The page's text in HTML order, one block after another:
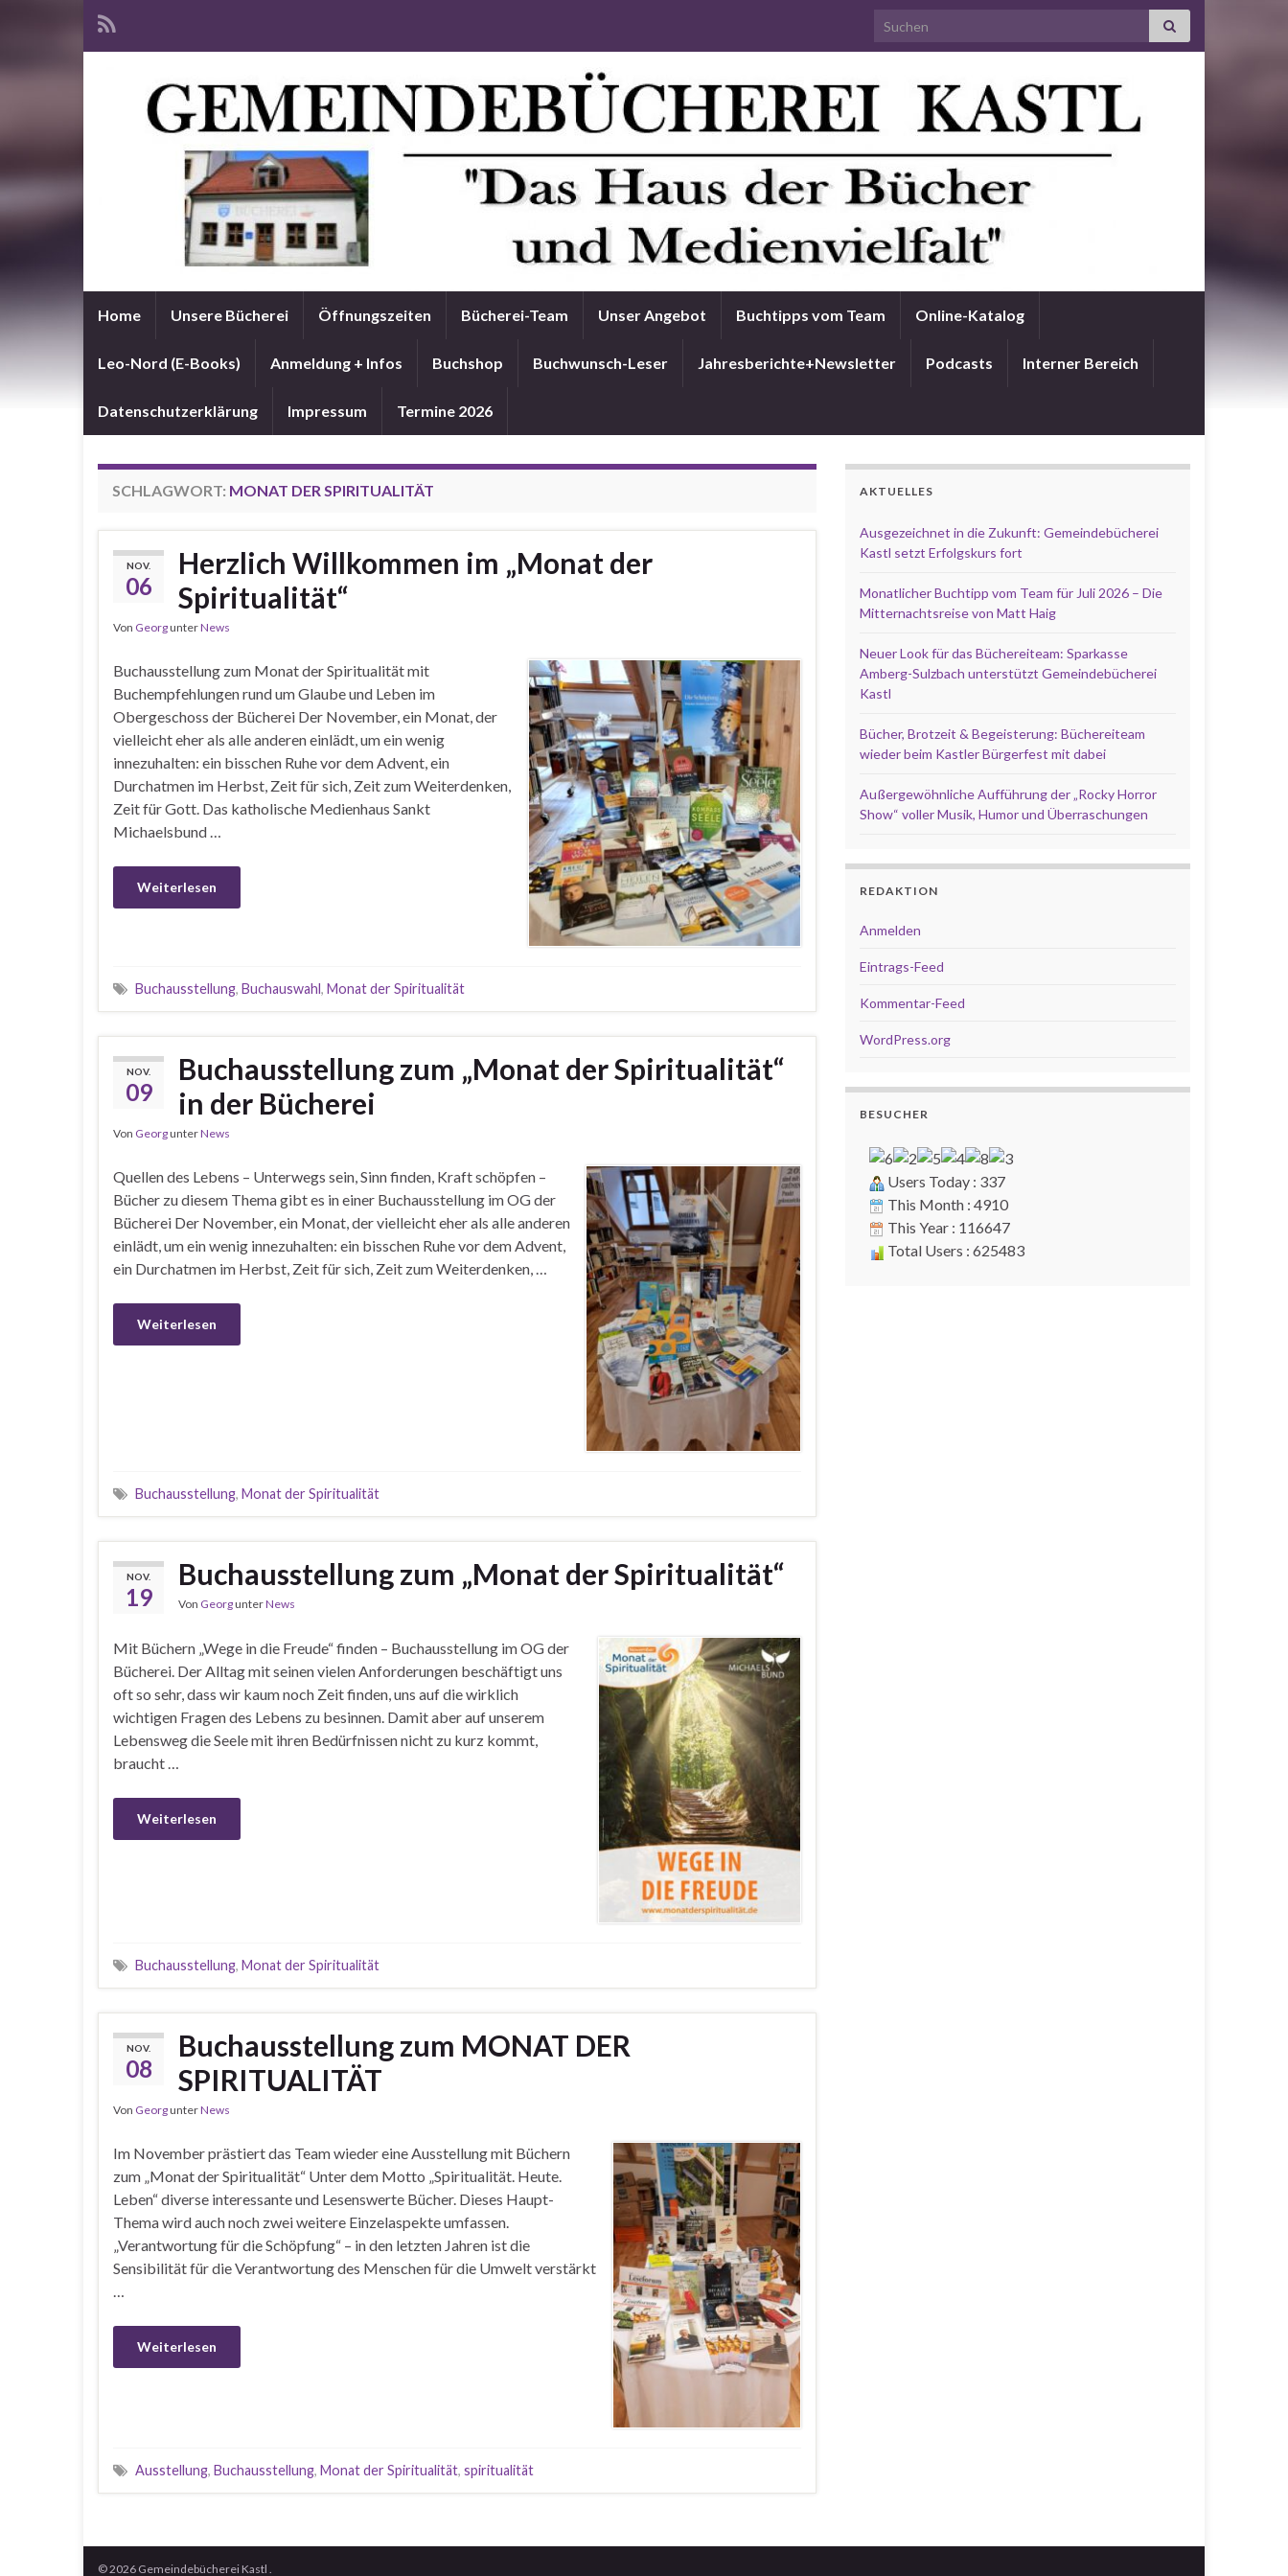
Search for:
Home Unsere Bücherei Öffnungszeiten Bücherei-Team Unser Angebot Buchtipps vom Team Online-Katalog
Leo-Nord (E-Books) Anmeldung + Infos Buchshop Buchwunsch-Leser Jahresberichte+Newsletter Podcasts Interner Bereich
Datenschutzerklärung Impressum Termine 2026
SCHLAGWORT: MONAT DER SPIRITUALITÄT
NOV.
06
Herzlich Willkommen im „Monat der
Spiritualität“
Von GeorgunterNews
Buchausstellung zum Monat der Spiritualität mit
Buchempfehlungen rund um Glaube und Leben im
Obergeschoss der Bücherei Der November, ein Monat, der
vielleicht eher als alle anderen einlädt, um ein wenig
innezuhalten: ein bisschen Ruhe vor dem Advent, ein
Durchatmen im Herbst, Zeit für sich, Zeit zum Weiterdenken,
Zeit für Gott. Das katholische Medienhaus Sankt
Michaelsbund …
Weiterlesen
Buchausstellung, Buchauswahl, Monat der Spiritualität
NOV.
09
Buchausstellung zum „Monat der Spiritualität“
in der Bücherei
Von GeorgunterNews
Quellen des Lebens – Unterwegs sein, Sinn finden, Kraft schöpfen –
Bücher zu diesem Thema gibt es in einer Buchausstellung im OG der
Bücherei Der November, ein Monat, der vielleicht eher als alle anderen
einlädt, um ein wenig innezuhalten: ein bisschen Ruhe vor dem Advent,
ein Durchatmen im Herbst, Zeit für sich, Zeit zum Weiterdenken, …
Weiterlesen
Buchausstellung, Monat der Spiritualität
NOV.
19
Buchausstellung zum „Monat der Spiritualität“
Von GeorgunterNews
Mit Büchern „Wege in die Freude“ finden – Buchausstellung im OG der
Bücherei. Der Alltag mit seinen vielen Anforderungen beschäftigt uns
oft so sehr, dass wir kaum noch Zeit finden, uns auf die wirklich
wichtigen Fragen des Lebens zu besinnen. Damit aber auf unserem
Lebensweg die Seele mit ihren Bedürfnissen nicht zu kurz kommt,
braucht …
Weiterlesen
Buchausstellung, Monat der Spiritualität
NOV.
08
Buchausstellung zum MONAT DER
SPIRITUALITÄT
Von GeorgunterNews
Im November prästiert das Team wieder eine Ausstellung mit Büchern
zum „Monat der Spiritualität“ Unter dem Motto „Spiritualität. Heute.
Leben“ diverse interessante und Lesenswerte Bücher. Dieses Haupt-
Thema wird auch noch zwei weitere Einzelaspekte umfassen.
„Verantwortung für die Schöpfung“ – in den letzten Jahren ist die
Sensibilität für die Verantwortung des Menschen für die Umwelt verstärkt
…
Weiterlesen
Ausstellung, Buchausstellung, Monat der Spiritualität, spiritualität
AKTUELLES
Ausgezeichnet in die Zukunft: Gemeindebücherei
Kastl setzt Erfolgskurs fort
Monatlicher Buchtipp vom Team für Juli 2026 – Die
Mitternachtsreise von Matt Haig
Neuer Look für das Büchereiteam: Sparkasse
Amberg-Sulzbach unterstützt Gemeindebücherei
Kastl
Bücher, Brotzeit & Begeisterung: Büchereiteam
wieder beim Kastler Bürgerfest mit dabei
Außergewöhnliche Aufführung der „Rocky Horror
Show“ voller Musik, Humor und Überraschungen
REDAKTION
Anmelden
Eintrags-Feed
Kommentar-Feed
WordPress.org
BESUCHER
Users Today : 337
This Month : 4910
This Year : 116647
Total Users : 625483
© 2026 Gemeindebücherei Kastl .